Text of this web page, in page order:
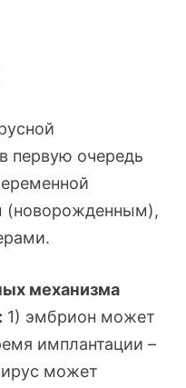
первую очередь
(новорожденным),
механизма
1) эмбрион может
имплантации –
может